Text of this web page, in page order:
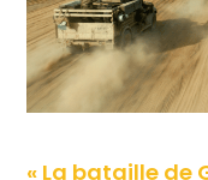
« La bataille de